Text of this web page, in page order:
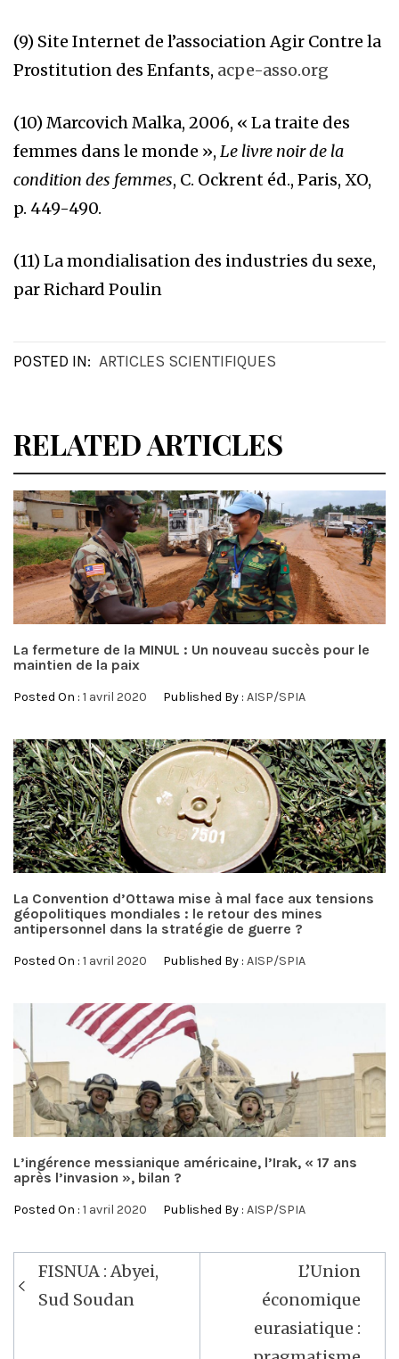
(9) Site Internet de l’association Agir Contre la
Prostitution des Enfants, acpe-asso.org
(10) Marcovich Malka, 2006, « La traite des
femmes dans le monde », Le livre noir de la
condition des femmes, C. Ockrent éd., Paris, XO,
p. 449-490.
(11) La mondialisation des industries du sexe,
par Richard Poulin
POSTED IN: ARTICLES SCIENTIFIQUES
RELATED ARTICLES
La fermeture de la MINUL : Un nouveau succès pour le
maintien de la paix
Posted On : 1 avril 2020 Published By : AISP/SPIA
La Convention d’Ottawa mise à mal face aux tensions
géopolitiques mondiales : le retour des mines
antipersonnel dans la stratégie de guerre ?
Posted On : 1 avril 2020 Published By : AISP/SPIA
L’ingérence messianique américaine, l’Irak, « 17 ans
après l’invasion », bilan ?
Posted On : 1 avril 2020 Published By : AISP/SPIA
Navigation
de
FISNUA : Abyei,
Sud Soudan
L’Union
économique
eurasiatique :